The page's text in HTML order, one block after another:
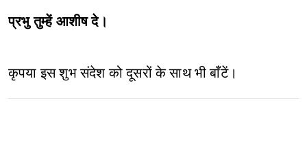
प्रभु तुम्हें आशीष दे।
कृपया इस शुभ संदेश को दूसरों के साथ भी बाँटें।